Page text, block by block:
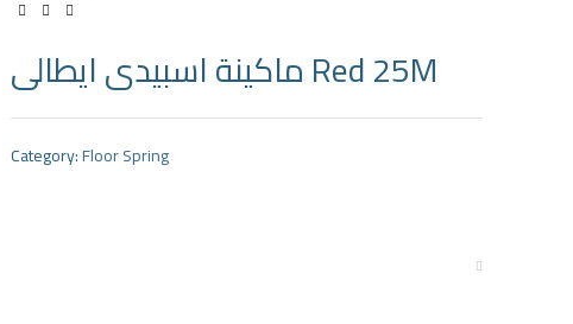
ماكينة اسبيدى ايطالى Red 25M
Category:Floor Spring